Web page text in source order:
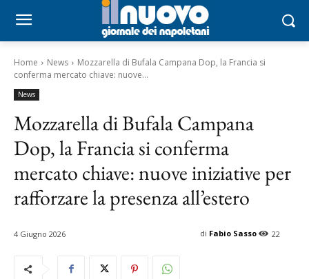
Home News
Mozzarella di Bufala Campana Dop, la Francia si
conferma mercato chiave: nuove...
News
Mozzarella di Bufala Campana
Dop, la Francia si conferma
mercato chiave: nuove iniziative per
rafforzare la presenza all’estero
4 Giugno 2026 22
di Fabio Sasso